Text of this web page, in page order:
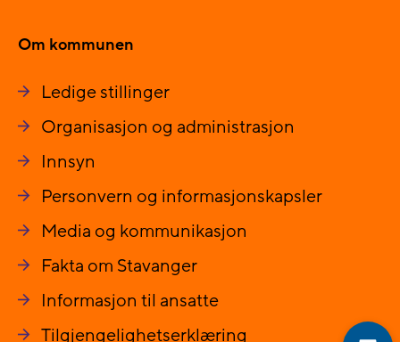
Om kommunen
Ledige stillinger
Organisasjon og administrasjon
Innsyn
Personvern og informasjonskapsler
Media og kommunikasjon
Fakta om Stavanger
Informasjon til ansatte
Tilgjengelighetserklæring